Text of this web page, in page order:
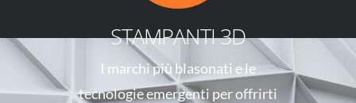
STAMPANTI 3D
I marchi più blasonati e le
tecnologie emergenti per offrirti